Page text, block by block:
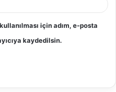
için adım, e-posta
kaydedilsin.